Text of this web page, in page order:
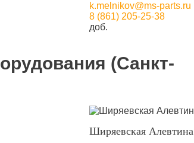
k.melnikov@ms-parts.ru
8 (861) 205-25-38
доб.
(Санкт-
Ширяевская Алевтина